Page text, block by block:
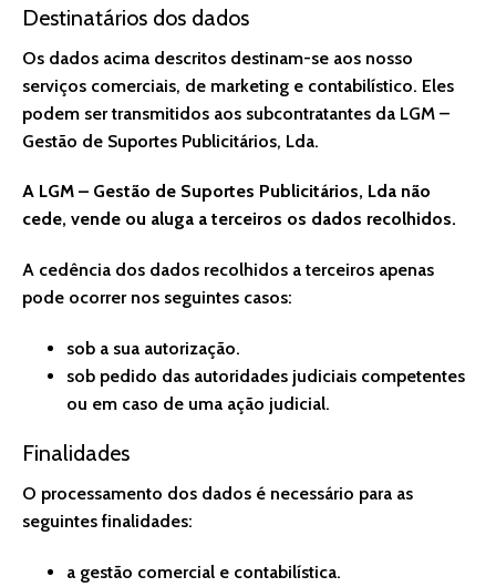
Destinatários dos dados
Os dados acima descritos destinam-se aos nosso
serviços comerciais, de marketing e contabilístico. Eles
podem ser transmitidos aos subcontratantes da LGM –
Gestão de Suportes Publicitários, Lda.
A LGM – Gestão de Suportes Publicitários, Lda não
cede, vende ou aluga a terceiros os dados recolhidos.
A cedência dos dados recolhidos a terceiros apenas
pode ocorrer nos seguintes casos:
sob a sua autorização.
sob pedido das autoridades judiciais competentes
ou em caso de uma ação judicial.
Finalidades
O processamento dos dados é necessário para as
seguintes finalidades:
a gestão comercial e contabilística.